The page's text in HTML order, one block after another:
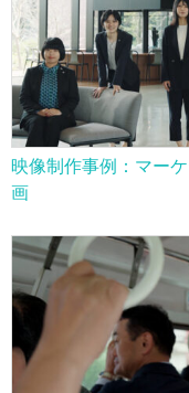
映像制作事例：マー
画